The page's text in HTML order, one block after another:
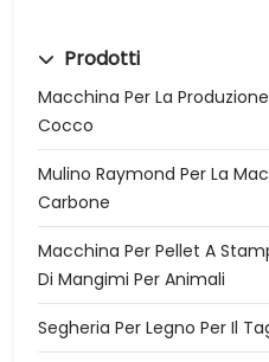
Prodotti
Macchina Per La
Cocco
Mulino Raymond Per La
Carbone
Macchina Per Pellet A
Di Mangimi Per Animali
Segheria Per Legno Per Il